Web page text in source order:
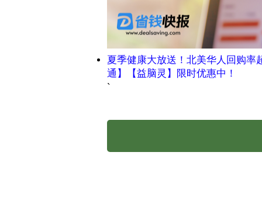
夏季健康大放送！北美华人回购率
通】【益脑灵】限时优惠中！
`